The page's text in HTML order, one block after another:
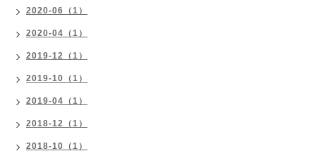
2020-06（1）
2020-04（1）
2019-12（1）
2019-10（1）
2019-04（1）
2018-12（1）
2018-10（1）